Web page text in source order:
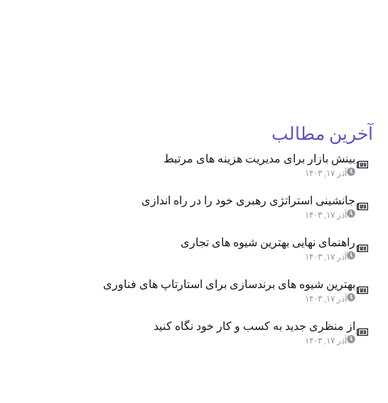
آخرین مطالب
بینش بازار برای مدیریت هزینه های مرتبط
آذر ۱۷, ۱۴۰۳
جانشینی استراتژی رهبری خود را در راه اندازی
آذر ۱۷, ۱۴۰۳
راهنمای نهایی بهترین شیوه های تجاری
آذر ۱۷, ۱۴۰۳
بهترین شیوه های برندسازی برای استارتاپ های فناوری
آذر ۱۷, ۱۴۰۳
از منظری جدید به کسب و کار خود نگاه کنید
آذر ۱۷, ۱۴۰۳